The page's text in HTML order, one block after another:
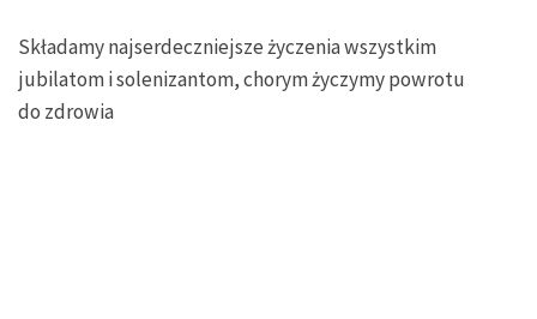
Składamy najserdeczniejsze życzenia wszystkim
jubilatom i solenizantom, chorym życzymy powrotu
do zdrowia